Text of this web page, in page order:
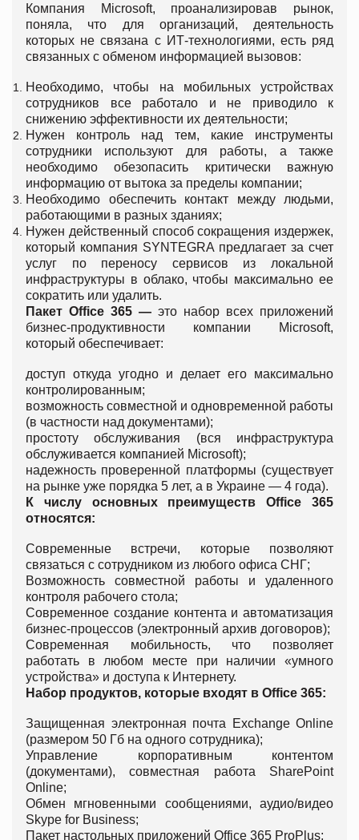
Компания Microsoft, проанализировав рынок,
поняла, что для организаций, деятельность
которых не связана с ИТ-технологиями, есть ряд
связанных с обменом информацией вызовов:
Необходимо, чтобы на мобильных устройствах
сотрудников все работало и не приводило к
снижению эффективности их деятельности;
Нужен контроль над тем, какие инструменты
сотрудники используют для работы, а также
необходимо обезопасить критически важную
информацию от вытока за пределы компании;
Необходимо обеспечить контакт между людьми,
работающими в разных зданиях;
Нужен действенный способ сокращения издержек,
который компания SYNTEGRA предлагает за счет
услуг по переносу сервисов из локальной
инфраструктуры в облако, чтобы максимально ее
сократить или удалить.
Пакет Office 365 — это набор всех приложений
бизнес-продуктивности компании Microsoft,
который обеспечивает:
доступ откуда угодно и делает его максимально
контролированным;
возможность совместной и одновременной работы
(в частности над документами);
простоту обслуживания (вся инфраструктура
обслуживается компанией Microsoft);
надежность проверенной платформы (существует
на рынке уже порядка 5 лет, а в Украине — 4 года).
К числу основных преимуществ Office 365
относятся:
Современные встречи, которые позволяют
связаться с сотрудником из любого офиса СНГ;
Возможность совместной работы и удаленного
контроля рабочего стола;
Современное создание контента и автоматизация
бизнес-процессов (электронный архив договоров);
Современная мобильность, что позволяет
работать в любом месте при наличии «умного
устройства» и доступа к Интернету.
Набор продуктов, которые входят в Office 365:
Защищенная электронная почта Exchange Online
(размером 50 Гб на одного сотрудника);
Управление корпоративным контентом
(документами), совместная работа SharePoint
Online;
Обмен мгновенными сообщениями, аудио/видео
Skype for Business;
Пакет настольных приложений Office 365 ProPlus;